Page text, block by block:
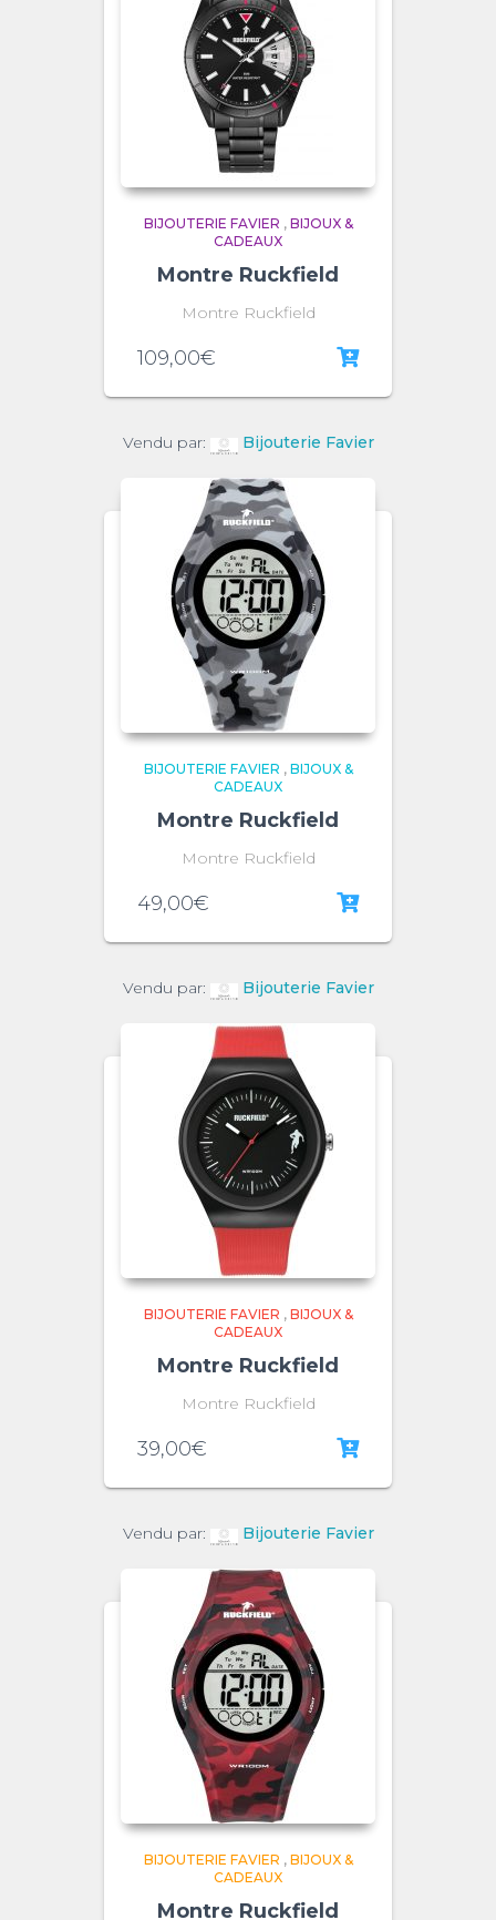
BIJOUTERIE FAVIER , BIJOUX &
CADEAUX
Montre Ruckfield
Montre Ruckfield
109,00€
Vendu par: Bijouterie Favier
BIJOUTERIE FAVIER , BIJOUX &
CADEAUX
Montre Ruckfield
Montre Ruckfield
49,00€
Vendu par: Bijouterie Favier
BIJOUTERIE FAVIER , BIJOUX &
CADEAUX
Montre Ruckfield
Montre Ruckfield
39,00€
Vendu par: Bijouterie Favier
BIJOUTERIE FAVIER , BIJOUX &
CADEAUX
Montre Ruckfield